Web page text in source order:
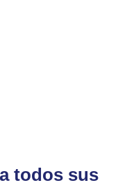
todos sus